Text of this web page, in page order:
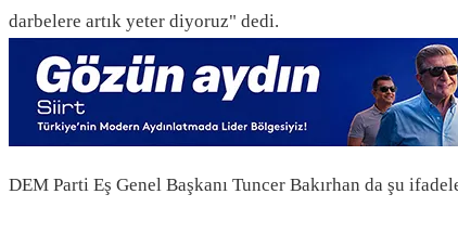
darbelere artık yeter diyoruz" dedi.
DEM Parti Eş Genel Başkanı Tuncer Bakırhan da şu